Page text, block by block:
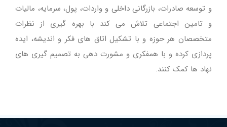
و توسعه صادرات، بازرگانی داخلی و واردات، پول، سرمایه، مالیات
و تامین اجتماعی تلاش می کند با بهره گیری از نظرات
متخصصان هر حوزه و با تشکیل اتاق های فکر و اندیشه، ایده
پردازی کرده و با همفکری و مشورت دهی به تصمیم گیری های
نهاد ها کمک کنند.